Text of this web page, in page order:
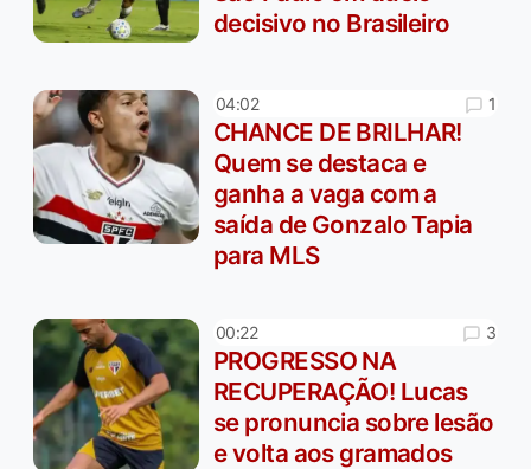
decisivo no Brasileiro
04:02 1
CHANCE DE BRILHAR!
Quem se destaca e
ganha a vaga com a
saída de Gonzalo Tapia
para MLS
00:22 3
PROGRESSO NA
RECUPERAÇÃO! Lucas
se pronuncia sobre lesão
e volta aos gramados